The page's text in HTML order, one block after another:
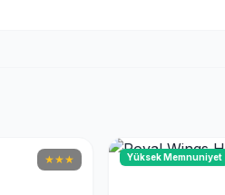
★★★ Yüksek Memnuniyet